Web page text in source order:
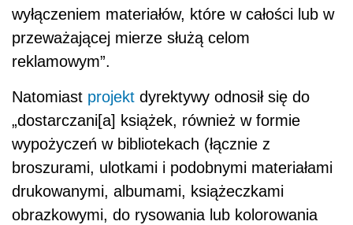
wyłączeniem materiałów, które w całości lub w
przeważającej mierze służą celom
reklamowym”.
Natomiast projekt dyrektywy odnosił się do
„dostarczani[a] książek, również w formie
wypożyczeń w bibliotekach (łącznie z
broszurami, ulotkami i podobnymi materiałami
drukowanymi, albumami, książeczkami
obrazkowymi, do rysowania lub kolorowania